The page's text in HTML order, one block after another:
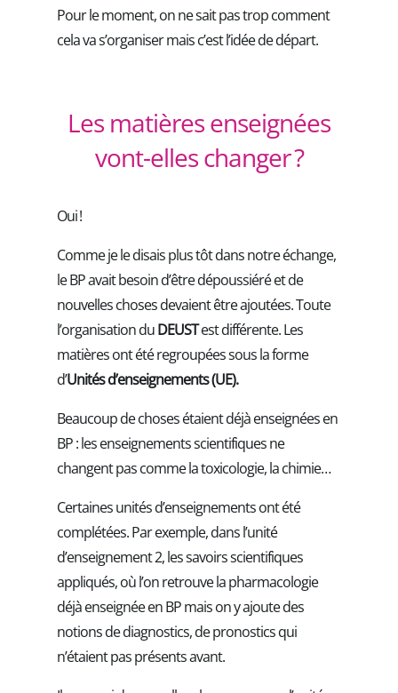
Pour le moment, on ne sait pas trop comment
cela va s’organiser mais c’est l’idée de départ.
Les matières enseignées
vont-elles changer ?
Oui !
Comme je le disais plus tôt dans notre échange,
le BP avait besoin d’être dépoussiéré et de
nouvelles choses devaient être ajoutées. Toute
l’organisation duDEUSTest différente. Les
matières ont été regroupées sous la forme
d’Unités d’enseignements (UE).
Beaucoup de choses étaient déjà enseignées en
BP : les enseignements scientifiques ne
changent pas comme la toxicologie, la chimie…
Certaines unités d’enseignements ont été
complétées. Par exemple, dans l’unité
d’enseignement 2, les savoirs scientifiques
appliqués, où l’on retrouve la pharmacologie
déjà enseignée en BP mais on y ajoute des
notions de diagnostics, de pronostics qui
n’étaient pas présents avant.